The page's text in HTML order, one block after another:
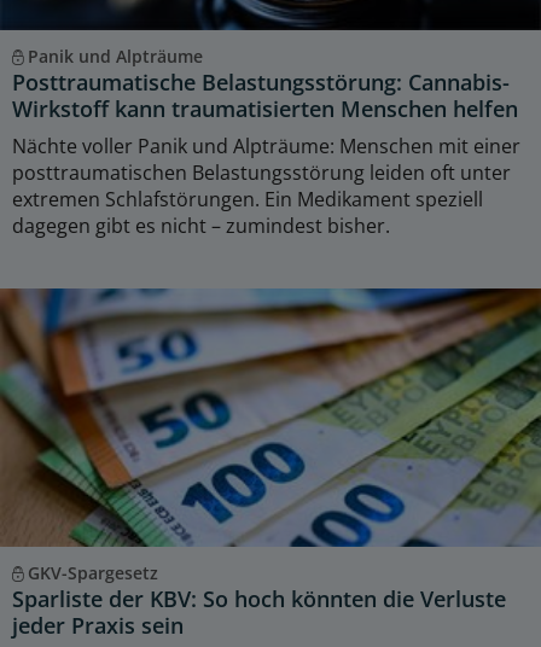
Panik und Alpträume
Posttraumatische Belastungsstörung: Cannabis-
Wirkstoff kann traumatisierten Menschen helfen
Nächte voller Panik und Alpträume: Menschen mit einer
posttraumatischen Belastungsstörung leiden oft unter
extremen Schlafstörungen. Ein Medikament speziell
dagegen gibt es nicht – zumindest bisher.
GKV-Spargesetz
Sparliste der KBV: So hoch könnten die Verluste
jeder Praxis sein